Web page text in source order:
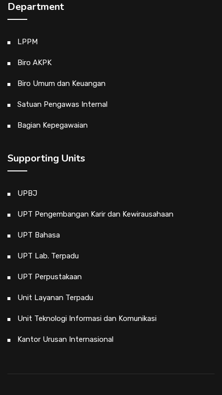
Department
LPPM
Biro AKPK
Biro Umum dan Keuangan
Satuan Pengawas Internal
Bagian Kepegawaian
Supporting Units
UPBJ
UPT Pengembangan Karir dan Kewirausahaan
UPT Bahasa
UPT Lab. Terpadu
UPT Perpustakaan
Unit Layanan Terpadu
Unit Teknologi Informasi dan Komunikasi
Kantor Urusan Internasional